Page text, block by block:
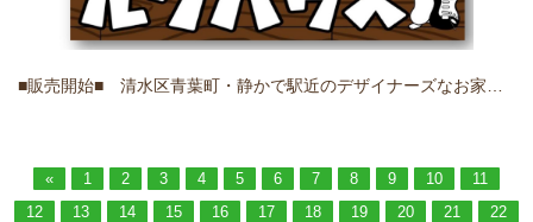
« 1 2 3 4 5 6 7 8 9 10
11
12
13 14 15 16 17 18 19 20 21
22